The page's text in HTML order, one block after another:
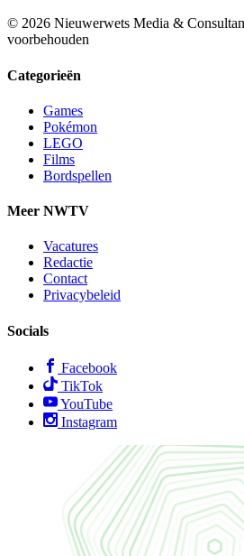
© 2026 Nieuwerwets Media &
voorbehouden
Categorieën
Games
Pokémon
LEGO
Films
Bordspellen
Meer NWTV
Vacatures
Redactie
Contact
Privacybeleid
Socials
Facebook
TikTok
YouTube
Instagram